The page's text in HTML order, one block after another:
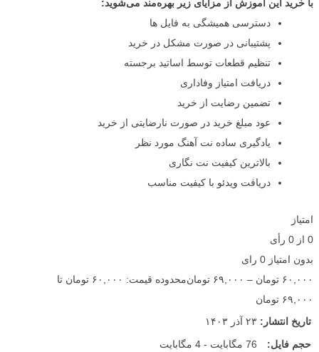
با خرید این آموزش از مزایای زیر بهره‌مند می‌شوید:
دسترسی همیشگی به فایل ها
پشتیبانی در صورت مشکل در خرید
تنظیم قطعات توسط اساتید برجسته
دریافت امتیاز وفاداری
تضمین رضایت از خرید
عود مبلغ خرید در صورت نارضایتی از خرید
یادگیری ساده نت آهنگ مورد نظر
بالاترین کیفیت نت نگاری
دریافت ویدئو با کیفیت مناسب
امتیاز
0 از 0 رأی
بدون امتیاز 0 رای
۶۰,۰۰۰ تومان – ۶۹,۰۰۰ تومان
محدوده قیمت: ۶۰,۰۰۰ تومان تا
۶۹,۰۰۰ تومان
تاریخ انتشار: ۲۳ آذر ۱۴۰۳
حجم فایل:
76 مگابایت - 4 مگابایت